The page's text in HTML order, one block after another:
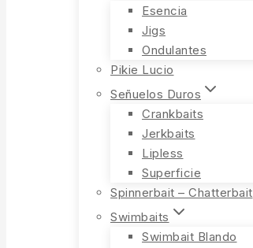
Esencia
Jigs
Ondulantes
Pikie Lucio
Señuelos Duros
Crankbaits
Jerkbaits
Lipless
Superficie
Spinnerbait – Chatterbait
Swimbaits
Swimbait Blando